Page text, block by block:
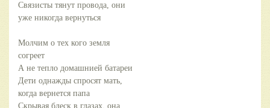
Связисты тянут провода, они
уже никогда вернуться
Молчим о тех кого земля
согреет
А не тепло домашнией батареи
Дети однажды спросят мать,
когда вернется папа
Скрывая блеск в глазах, она